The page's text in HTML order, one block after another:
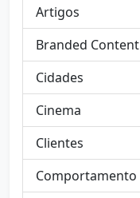
Artigos
Branded Content
Cidades
Cinema
Clientes
Comportamento